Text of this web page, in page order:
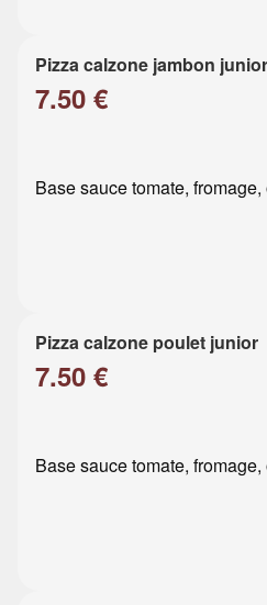
Pizza calzone jambon junior
7.50 €
Base sauce tomate,
Pizza calzone poulet junior
7.50 €
Base sauce tomate,